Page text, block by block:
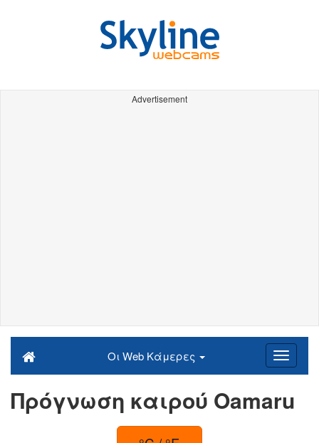
Advertisement
Οι Web Κάμερες
Πρόγνωση καιρού Oamaru